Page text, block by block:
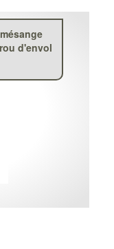
d'envol